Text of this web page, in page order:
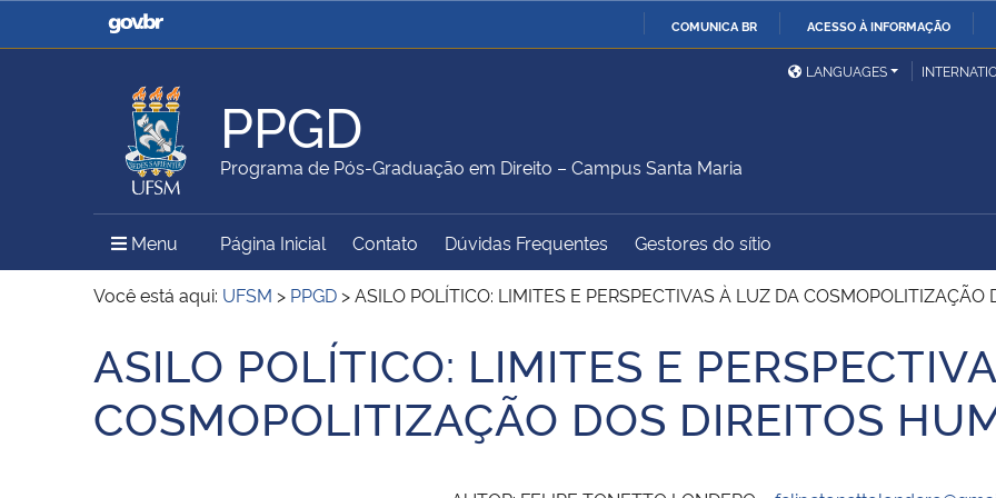
COMUNICA BR ACESSO À INFORMAÇÃO
Casa Civil
Ministério da Justiça e
Ministério da Defesa
Ministério das Relações
Exteriores
Ministério da Agricultura,
Pecuária e Abastecimento
Ministério da Educação
Ministério do Meio Ambiente Ministério do Turismo
Ministério do
Desenvolvimento Regional
Controladoria-Geral da
União
Secretaria de Governo
Gabinete de Segurança
Institucional
Advocacia-Geral da União Banco Central do Brasil
LANGUAGES
PPGD
Programa de Pós-Graduação em Direito – Campus Santa Maria
Menu Menu Principal do Sítio
Página Inicial Contato Dúvidas Frequentes Gestores do sítio
Você está aqui: UFSM > PPGD >ASILO POLÍTICO: LIMITES E PERSPECTIVAS À LUZ DA COSMOPOLITIZAÇÃO
Início do conteúdo
ASILO POLÍTICO: LIMITES E
COSMOPOLITIZAÇÃO DOS DIREITOS